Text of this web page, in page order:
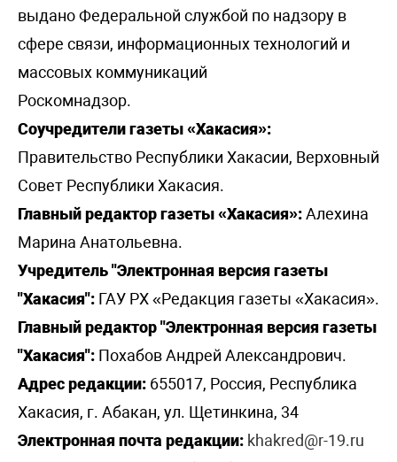
выдано Федеральной службой по надзору в
сфере связи, информационных технологий и
массовых коммуникаций
Роскомнадзор.
Соучредители газеты «Хакасия»:
Правительство Республики Хакасии, Верховный
Совет Республики Хакасия.
Главный редактор газеты «Хакасия»:Алехина
Марина Анатольевна.
Учредитель "Электронная версия газеты
"Хакасия": ГАУ РХ «Редакция газеты «Хакасия».
Главный редактор "Электронная версия газеты
"Хакасия": Похабов Андрей Александрович.
Адрес редакции: 655017, Россия, Республика
Хакасия, г. Абакан, ул. Щетинкина, 34
Электронная почта редакции: khakred@r-19.ru